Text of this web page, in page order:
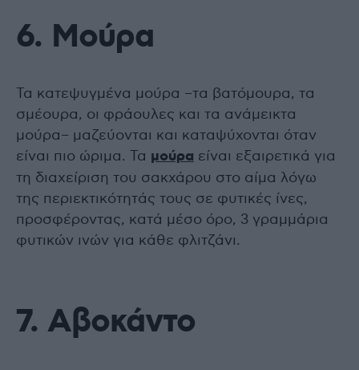
6. Μούρα
Τα κατεψυγμένα μούρα –τα βατόμουρα, τα
σμέουρα, οι φράουλες και τα ανάμεικτα
μούρα– μαζεύονται και καταψύχονται όταν
είναι πιο ώριμα. Τα μούρα είναι εξαιρετικά για
τη διαχείριση του σακχάρου στο αίμα λόγω
της περιεκτικότητάς τους σε φυτικές ίνες,
προσφέροντας, κατά μέσο όρο, 3 γραμμάρια
φυτικών ινών για κάθε φλιτζάνι.
7. Αβοκάντο